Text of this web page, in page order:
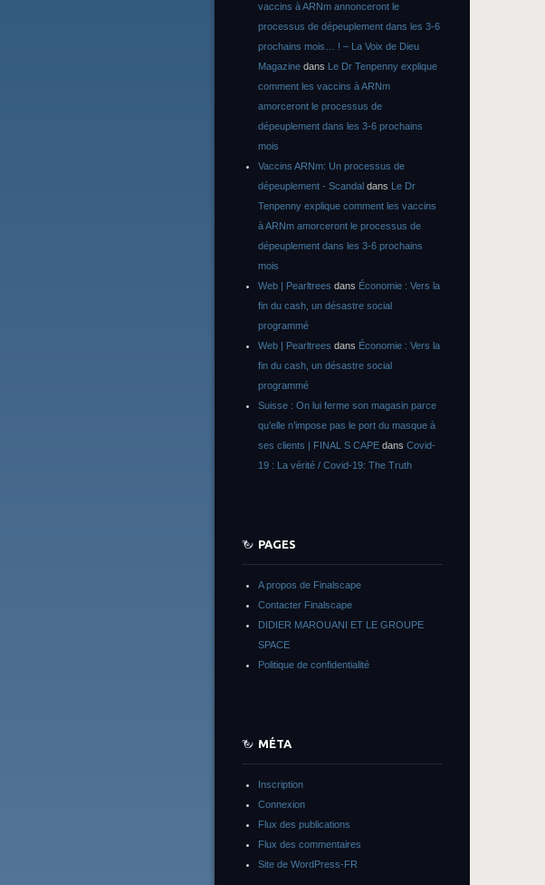
vaccins à ARNm annonceront le
processus de dépeuplement dans les 3-6
prochains mois… ! – La Voix de Dieu
Magazine dans Le Dr Tenpenny explique
comment les vaccins à ARNm
amorceront le processus de
dépeuplement dans les 3-6 prochains
mois
Vaccins ARNm: Un processus de
dépeuplement - Scandal dans Le Dr
Tenpenny explique comment les vaccins
à ARNm amorceront le processus de
dépeuplement dans les 3-6 prochains
mois
Web | Pearltrees dans Économie : Vers la
fin du cash, un désastre social
programmé
Web | Pearltrees dans Économie : Vers la
fin du cash, un désastre social
programmé
Suisse : On lui ferme son magasin parce
qu’elle n’impose pas le port du masque à
ses clients | FINAL S CAPE dans Covid-
19 : La vérité / Covid-19: The Truth
PAGES
A propos de Finalscape
Contacter Finalscape
DIDIER MAROUANI ET LE GROUPE
SPACE
Politique de confidentialité
MÉTA
Inscription
Connexion
Flux des publications
Flux des commentaires
Site de WordPress-FR